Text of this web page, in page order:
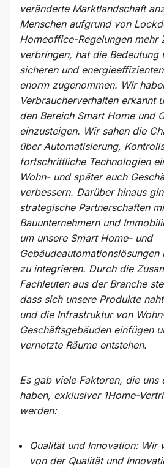
veränderte Marktlandschaft
Menschen aufgrund von
Homeoffice-Regelungen mehr
verbringen, hat die
sicheren und
enorm zugenommen. Wir
Verbraucherverhalten erkannt
den Bereich Smart Home und
einzusteigen. Wir sahen die
über Automatisierung,
fortschrittliche Technologien
Wohn- und später auch
verbessern. Darüber hinaus
strategische Partnerschaften
Bauunternehmern und
um unsere Smart Home- und
Gebäudeautomationslösungen
zu integrieren. Durch die
Fachleuten aus der Branche
dass sich unsere Produkte
und die Infrastruktur von
Geschäftsgebäuden einfügen
vernetzte Räume entstehen.
Es gab viele Faktoren, die uns
haben, exklusiver 1Home-
werden:
Qualität und Innovation: Wir
von der Qualität und